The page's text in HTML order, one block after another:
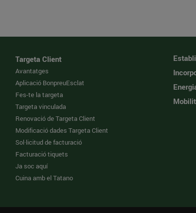
Targeta Client
Avantatges
Aplicació BonpreuEsclat
Fes-te la targeta
Targeta vinculada
Renovació de Targeta Client
Modificació dades Targeta Client
Sol·licitud de facturació
Facturació tiquets
Ja soc aquí
Cuina amb el Tatano